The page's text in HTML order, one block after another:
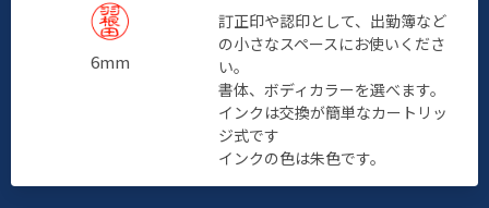
6mm
訂正印や認印として、出勤簿など
の小さなスペースにお使いくださ
い。
書体、ボディカラーを選べます。
インクは交換が簡単なカートリッ
ジ式です
インクの色は朱色です。